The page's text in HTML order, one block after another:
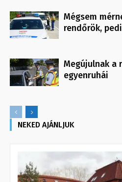
Mégsem
rendőrök,
Megújulnak a
egyenruhái
NEKED AJÁNLJUK